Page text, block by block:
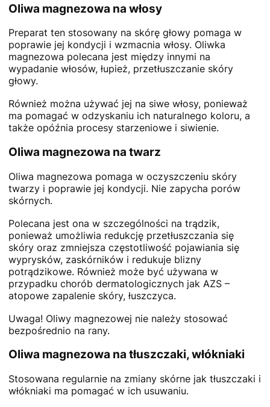
Oliwa magnezowa na włosy
Preparat ten stosowany na skórę głowy pomaga w
poprawie jej kondycji i wzmacnia włosy. Oliwka
magnezowa polecana jest między innymi na
wypadanie włosów, łupież, przetłuszczanie skóry
głowy.
Również można używać jej na siwe włosy, ponieważ
ma pomagać w odzyskaniu ich naturalnego koloru, a
także opóźnia procesy starzeniowe i siwienie.
Oliwa magnezowa na twarz
Oliwa magnezowa pomaga w oczyszczeniu skóry
twarzy i poprawie jej kondycji. Nie zapycha porów
skórnych.
Polecana jest ona w szczególności na trądzik,
ponieważ umożliwia redukcję przetłuszczania się
skóry oraz zmniejsza częstotliwość pojawiania się
wyprysków, zaskórników i redukuje blizny
potrądzikowe. Również może być używana w
przypadku chorób dermatologicznych jak AZS –
atopowe zapalenie skóry, łuszczyca.
Uwaga! Oliwy magnezowej nie należy stosować
bezpośrednio na rany.
Oliwa magnezowa na tłuszczaki, włókniaki
Stosowana regularnie na zmiany skórne jak tłuszczaki i
włókniaki ma pomagać w ich usuwaniu.